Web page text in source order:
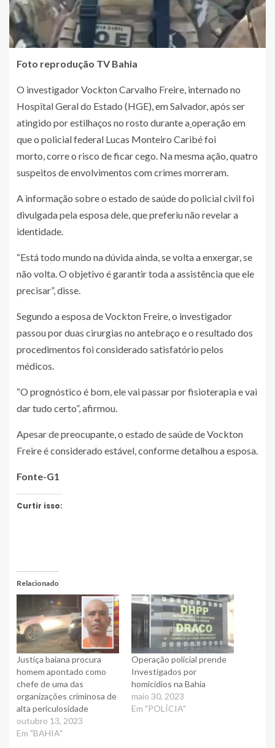
Foto reprodução TV Bahia
O investigador Vockton Carvalho Freire, internado no
Hospital Geral do Estado (HGE), em Salvador, após ser
atingido por estilhaços no rosto durante aoperação em
que o policial federal Lucas Monteiro Caribé foi
morto, corre o risco de ficar cego. Na mesma ação, quatro
suspeitos de envolvimentos com crimes morreram.
A informação sobre o estado de saúde do policial civil foi
divulgada pela esposa dele, que preferiu não revelar a
identidade.
“Está todo mundo na dúvida ainda, se volta a enxergar, se
não volta. O objetivo é garantir toda a assistência que ele
precisar”, disse.
Segundo a esposa de Vockton Freire, o investigador
passou por duas cirurgias no antebraço e o resultado dos
procedimentos foi considerado satisfatório pelos
médicos.
“O prognóstico é bom, ele vai passar por fisioterapia e vai
dar tudo certo”, afirmou.
Apesar de preocupante, o estado de saúde de Vockton
Freire é considerado estável, conforme detalhou a esposa.
Fonte-G1
Curtir isso:
Relacionado
Justiça baiana procura
homem apontado como
chefe de uma das
organizações criminosa de
alta periculosidade
outubro 13, 2023
Em "BAHIA"
Operação policial prende
Investigados por
homicídios na Bahia
maio 30, 2023
Em "POLÍCIA"